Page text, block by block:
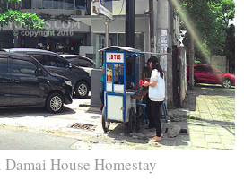
House Homestay